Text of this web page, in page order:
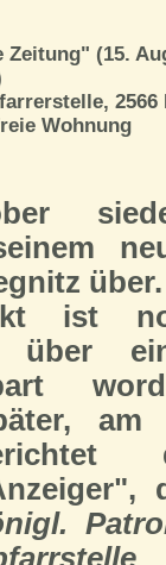
Zeitung" (15.
2566
Wohnung
ist
über
am